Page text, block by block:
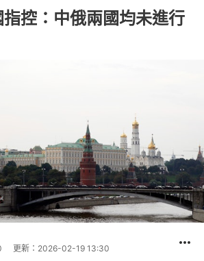
控：中俄兩國均未進行
更新： 2026-02-19 13:30